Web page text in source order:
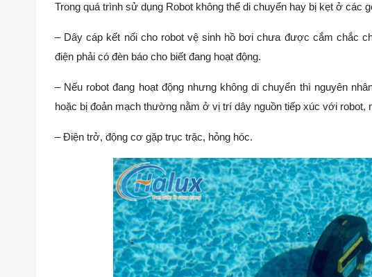
Trong quá trình sử dụng Robot không thể di chuyển hay bị kẹt ở các
– Dây cáp kết nối cho robot vệ sinh hồ bơi chưa được cắm chắc
điện phải có đèn báo cho biết đang hoạt động.
– Nếu robot đang hoạt động nhưng không di chuyển thì nguyên
hoặc bị đoản mạch thường nằm ở vị trí dây nguồn tiếp xúc với robot,
– Điện trở, động cơ gặp trục trặc, hỏng hóc.